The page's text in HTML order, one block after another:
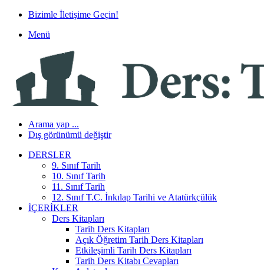
Bizimle İletişime Geçin!
Menü
Arama yap ...
Dış görünümü değiştir
DERSLER
9. Sınıf Tarih
10. Sınıf Tarih
11. Sınıf Tarih
12. Sınıf T.C. İnkılap Tarihi ve Atatürkçülük
İÇERIKLER
Ders Kitapları
Tarih Ders Kitapları
Açık Öğretim Tarih Ders Kitapları
Etkileşimli Tarih Ders Kitapları
Tarih Ders Kitabı Cevapları